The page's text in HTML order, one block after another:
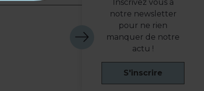
Inscrivez vous à
notre newsletter
pour ne rien
manquer de notre
actu !
S'inscrire